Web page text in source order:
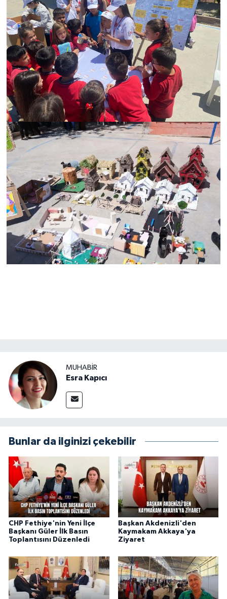
MUHABİR
Esra Kapıcı
Bunlar da ilginizi çekebilir
CHP Fethiye'nin Yeni İlçe
Başkanı Güler İlk Basın
Toplantısını Düzenledi
Başkan Akdenizli'den
Kaymakam Akkaya'ya
Ziyaret